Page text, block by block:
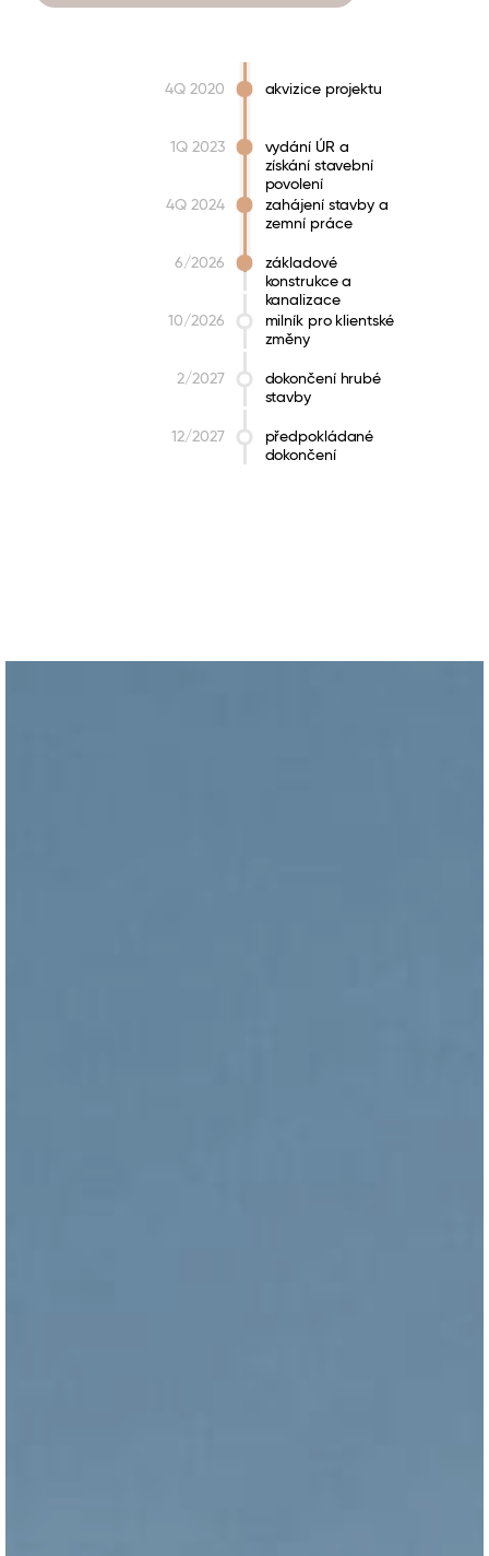
akvizice projektu
4Q 2020
vydání ÚR a
získání stavební
povolení
1Q 2023
zahájení stavby a
zemní práce
4Q 2024
základové
konstrukce a
kanalizace
6/2026
milník pro klientské
změny
10/2026
dokončení hrubé
stavby
2/2027
předpokládané
dokončení
12/2027